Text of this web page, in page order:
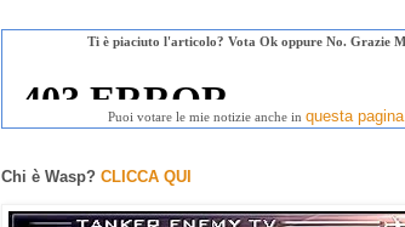
Ti è piaciuto l'articolo? Vota Ok oppure No. Grazie
Puoi votare le mie notizie anche in questa pagina.
Chi è Wasp? CLICCA QUI